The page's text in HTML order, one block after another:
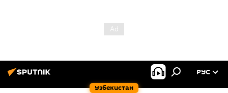
Узбекистан
РУС